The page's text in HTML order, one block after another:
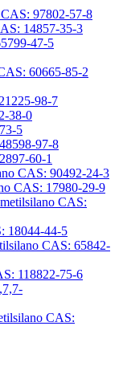
97802-57-8
14857-35-3
47-5
60665-85-2
98-7
38-0
5
97-8
60-1
CAS: 90492-24-3
CAS: 17980-29-9
CAS:
18044-44-5
CAS: 65842-
118822-75-6
CAS: